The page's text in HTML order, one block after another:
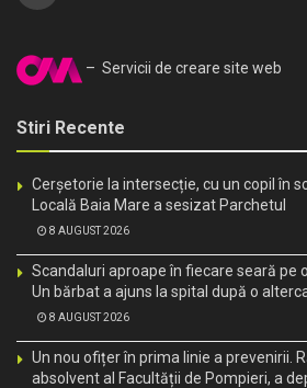
– Servicii de creare site web
Stiri Recente
Cerșetorie la intersecție, cu un copil în
Locală Baia Mare a sesizat Parchetul
8 AUGUST 2026
Scandaluri aproape în fiecare seară pe
Un bărbat a ajuns la spital după o
8 AUGUST 2026
Un nou ofițer în prima linie a prevenirii.
absolvent al Facultății de Pompieri, a